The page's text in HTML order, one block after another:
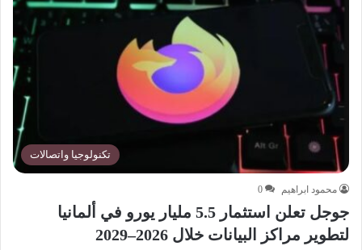
تكنولوجيا واتصالات
محمود ابراهيم 0
جوجل تعلن استثمار 5.5 مليار يورو في ألمانيا
لتطوير مراكز البيانات خلال 2026–2029